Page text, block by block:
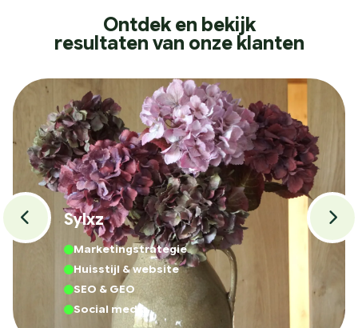
Ontdek en bekijk
resultaten van onze klanten
Sylxz
Marketingstrategie
Huisstijl & website
SEO & GEO
Social media